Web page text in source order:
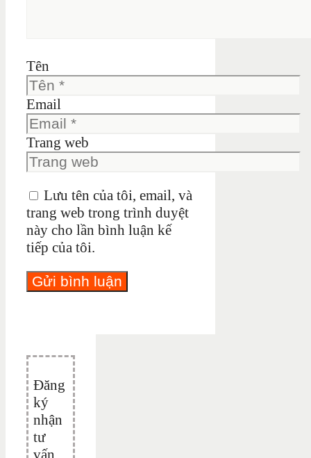
Tên
Email
Trang web
Lưu tên của tôi, email, và
trang web trong trình duyệt
này cho lần bình luận kế
tiếp của tôi.
Đăng
ký
nhận
tư
vấn